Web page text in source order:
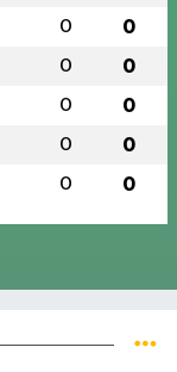
0 0
0 0
0 0
0 0
0 0